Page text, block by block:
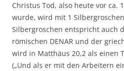
Christus Tod, also heute vor ca.
wurde, wird mit 1
Silbergroschen entspricht auch
römischen DENAR und der
wird in Matthäus 20,2 als einen
(„Und als er mit den Arbeitern